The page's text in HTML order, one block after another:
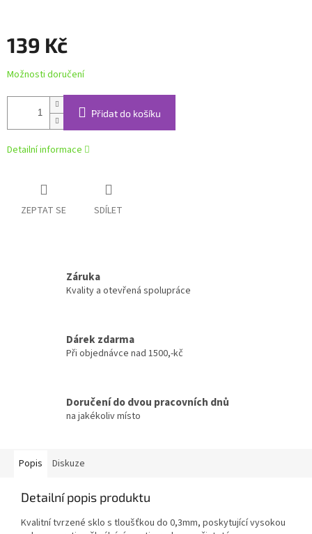
139 Kč
Měrná
cena:
Možnosti doručení
Přidat do košíku
Detailní informace
ZEPTAT SE SDÍLET
Záruka
Kvality a otevřená spolupráce
Dárek zdarma
Při objednávce nad 1500,-kč
Doručení do dvou pracovních dnů
na jakékoliv místo
Popis Diskuze
Detailní popis produktu
Kvalitní tvrzené sklo s tloušťkou do 0,3mm, poskytující vysokou